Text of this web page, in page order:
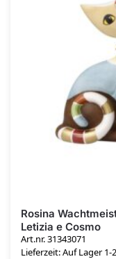
Rosina
Letizia e Cosmo
Art.nr. 31343071
Lieferzeit: Auf Lager 1-